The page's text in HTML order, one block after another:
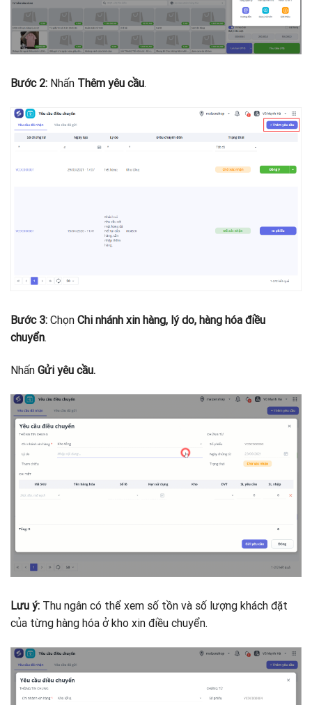
Bước 2: Nhấn Thêm yêu cầu.
Bước 3: Chọn Chi nhánh xin hàng, lý do, hàng hóa điều
chuyển.
Nhấn Gửi yêu cầu.
Lưu ý: Thu ngân có thể xem số tồn và số lượng khách đặt
của từng hàng hóa ở kho xin điều chuyển.